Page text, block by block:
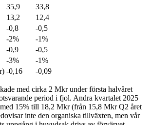
35,9
33,8
13,2
12,4
-0,8
-0,5
-2%
-1%
-0,9
-0,5
-3%
-1%
-0,16 -0,09
med cirka 2 Mkr under första halvåret
period i fjol. Andra kvartalet 2025
15% till 18,2 Mkr (från 15,8 Mkr Q2 året
inte den organiska tillväxten, men vår